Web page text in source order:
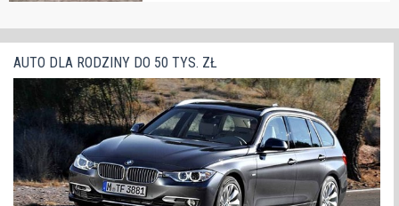
AUTO DLA RODZINY DO 50 TYS. ZŁ